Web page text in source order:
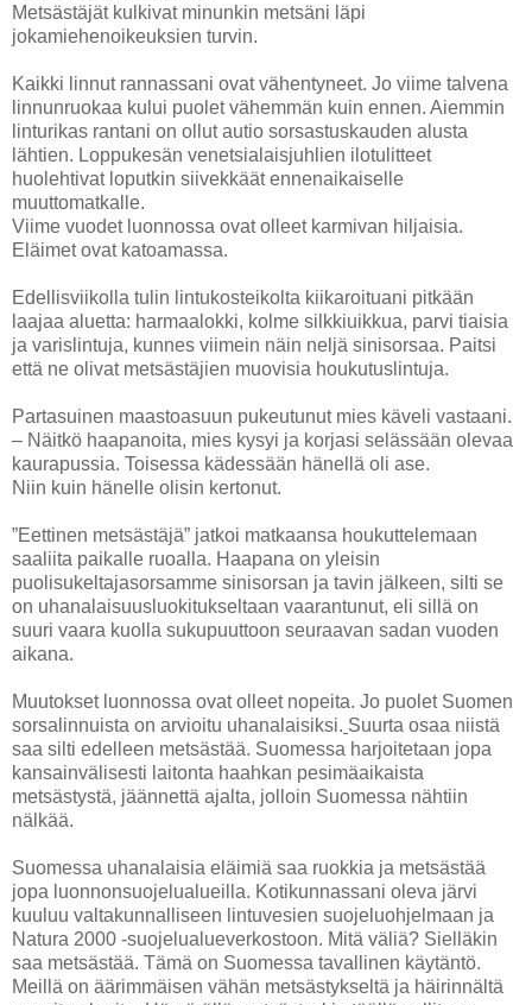
Metsästäjät kulkivat minunkin metsäni läpi
jokamiehenoikeuksien turvin.
Kaikki linnut rannassani ovat vähentyneet. Jo viime talvena
linnunruokaa kului puolet vähemmän kuin ennen. Aiemmin
linturikas rantani on ollut autio sorsastuskauden alusta
lähtien. Loppukesän venetsialaisjuhlien ilotulitteet
huolehtivat loputkin siivekkäät ennenaikaiselle
muuttomatkalle.
Viime vuodet luonnossa ovat olleet karmivan hiljaisia.
Eläimet ovat katoamassa.
Edellisviikolla tulin lintukosteikolta kiikaroituani pitkään
laajaa aluetta: harmaalokki, kolme silkkiuikkua, parvi tiaisia
ja varislintuja, kunnes viimein näin neljä sinisorsaa. Paitsi
että ne olivat metsästäjien muovisia houkutuslintuja.
Partasuinen maastoasuun pukeutunut mies käveli vastaani.
– Näitkö haapanoita, mies kysyi ja korjasi selässään olevaa
kaurapussia. Toisessa kädessään hänellä oli ase.
Niin kuin hänelle olisin kertonut.
”Eettinen metsästäjä” jatkoi matkaansa houkuttelemaan
saaliita paikalle ruoalla. Haapana on yleisin
puolisukeltajasorsamme sinisorsan ja tavin jälkeen, silti se
on uhanalaisuusluokitukseltaan vaarantunut, eli sillä on
suuri vaara kuolla sukupuuttoon seuraavan sadan vuoden
aikana.
Muutokset luonnossa ovat olleet nopeita. Jo puolet Suomen
sorsalinnuista on arvioitu uhanalaisiksi. Suurta osaa niistä
saa silti edelleen metsästää. Suomessa harjoitetaan jopa
kansainvälisesti laitonta haahkan pesimäaikaista
metsästystä, jäännettä ajalta, jolloin Suomessa nähtiin
nälkää.
Suomessa uhanalaisia eläimiä saa ruokkia ja metsästää
jopa luonnonsuojelualueilla. Kotikunnassani oleva järvi
kuuluu valtakunnalliseen lintuvesien suojeluohjelmaan ja
Natura 2000 -suojelualueverkostoon. Mitä väliä? Sielläkin
saa metsästää. Tämä on Suomessa tavallinen käytäntö.
Meillä on äärimmäisen vähän metsästykseltä ja häirinnältä